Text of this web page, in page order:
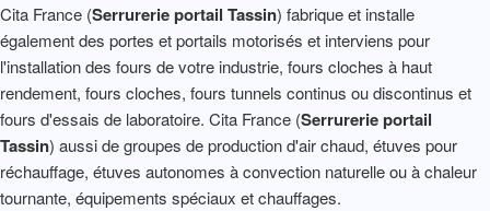
Cita France (Serrurerie portail Tassin) fabrique et installe
également des portes et portails motorisés et interviens pour
l'installation des fours de votre industrie, fours cloches à haut
rendement, fours cloches, fours tunnels continus ou discontinus et
fours d'essais de laboratoire. Cita France (Serrurerie portail
Tassin) aussi de groupes de production d'air chaud, étuves pour
réchauffage, étuves autonomes à convection naturelle ou à chaleur
tournante, équipements spéciaux et chauffages.